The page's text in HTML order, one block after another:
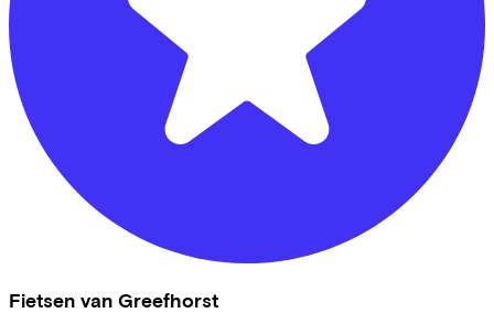
Fietsen van Greefhorst